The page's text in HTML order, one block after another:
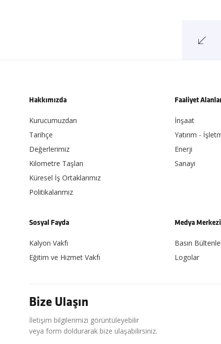
Hakkımızda
Kurucumuzdan
Tarihçe
Değerlerimiz
Kilometre Taşları
Küresel İş Ortaklarımız
Politikalarımız
Faaliyet
İnşaat
Yatırım -
Enerji
Sanayi
Sosyal Fayda
Kalyon Vakfı
Eğitim ve Hizmet Vakfı
Medya Merkezi
Basın
Logolar
Bize Ulaşın
İletişim bilgilerimizi görüntüleyebilir
veya form doldurarak bize ulaşabilirsiniz.